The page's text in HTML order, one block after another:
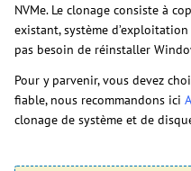
NVMe. Le clonage consiste à
existant, système
pas besoin de réinstaller
Pour y parvenir, vous devez
fiable, nous recommandons ici
clonage de système et de